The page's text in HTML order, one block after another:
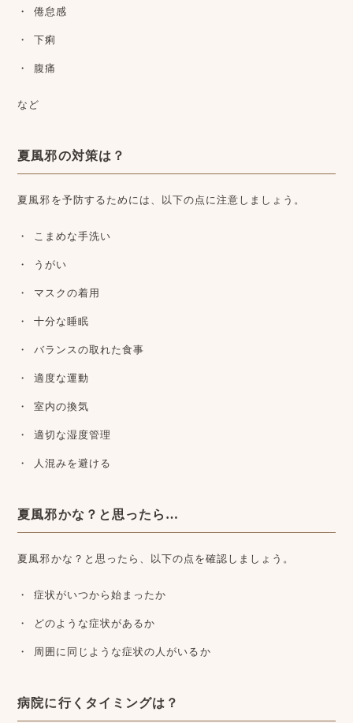
倦怠感
下痢
腹痛
など
夏風邪の対策は？
夏風邪を予防するためには、以下の点に注意しましょう。
こまめな手洗い
うがい
マスクの着用
十分な睡眠
バランスの取れた食事
適度な運動
室内の換気
適切な湿度管理
人混みを避ける
夏風邪かな？と思ったら…
夏風邪かな？と思ったら、以下の点を確認しましょう。
症状がいつから始まったか
どのような症状があるか
周囲に同じような症状の人がいるか
病院に行くタイミングは？